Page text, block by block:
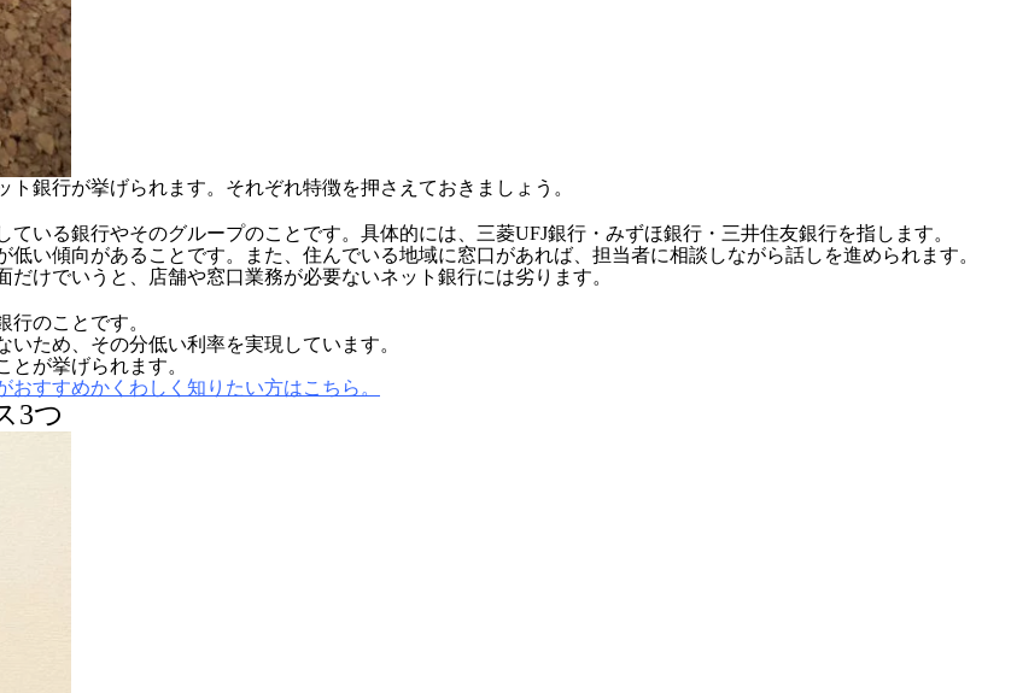
銀行が挙げられます。それぞれ特徴を押さえておきましょう。
いる銀行やそのグループのことです。具体的には、三菱UFJ銀行・みずほ銀行・三井住友銀行を指します。
い傾向があることです。また、住んでいる地域に窓口があれば、担当者に相談しながら話しを進められます。
けでいうと、店舗や窓口業務が必要ないネット銀行には劣ります。
のことです。
ため、その分低い利率を実現しています。
が挙げられます。
すすめかくわしく知りたい方はこちら。
3つ